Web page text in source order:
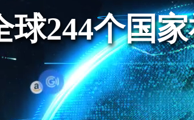
球244个国